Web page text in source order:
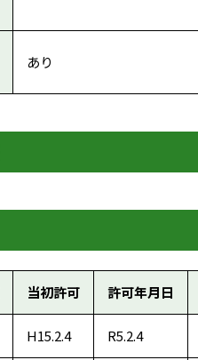
あり
当初許可 許可年月日
H15.2.4 R5.2.4